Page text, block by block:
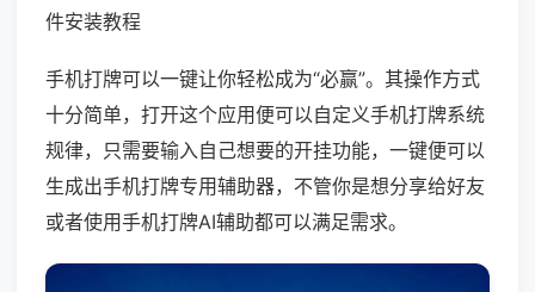
件安装教程
手机打牌可以一键让你轻松成为“必赢”。其操作方式
十分简单，打开这个应用便可以自定义手机打牌系统
规律，只需要输入自己想要的开挂功能，一键便可以
生成出手机打牌专用辅助器，不管你是想分享给好友
或者使用手机打牌AI辅助都可以满足需求。